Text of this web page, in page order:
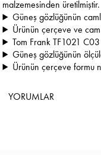
malzemesinden üretilmiştir.
Güneş gözlüğünün
Ürünün çerçeve ve
Tom Frank TF1021
Güneş gözlüğünün
Ürünün çerçeve formu
YORUMLAR